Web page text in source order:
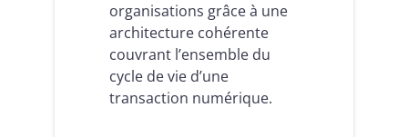
organisations grâce à une
architecture cohérente
couvrant l’ensemble du
cycle de vie d’une
transaction numérique.